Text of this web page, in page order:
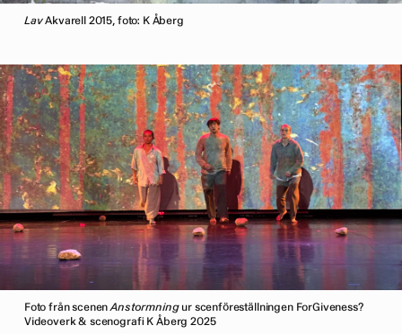
LavAkvarell 2015, foto: K Åberg
Foto från scenenAnstormningur scenföreställningen ForGiveness?
Videoverk & scenografi K Åberg 2025